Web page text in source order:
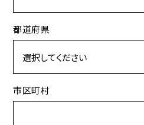
都道府県
市区町村